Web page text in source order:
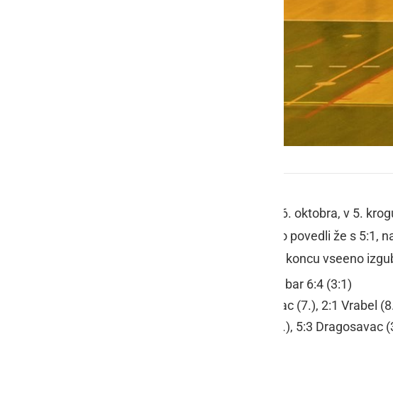
se je v petek, 26. oktobra, v 5.
napeti tekmi izgubil s 6:4. Domači so povedli že s 5:1,
ter se približali le na gol razlike, a na koncu vseeno
- KMN Tomaž Šic bar 6:4 (3:1)
1:0 Senekovič M. (6.), 1:1 Dragosavac (7.), 2:1 Vrabel
Senekovič M. (30.), 5:2 Klanjšek (31.), 5:3 Dragosavac